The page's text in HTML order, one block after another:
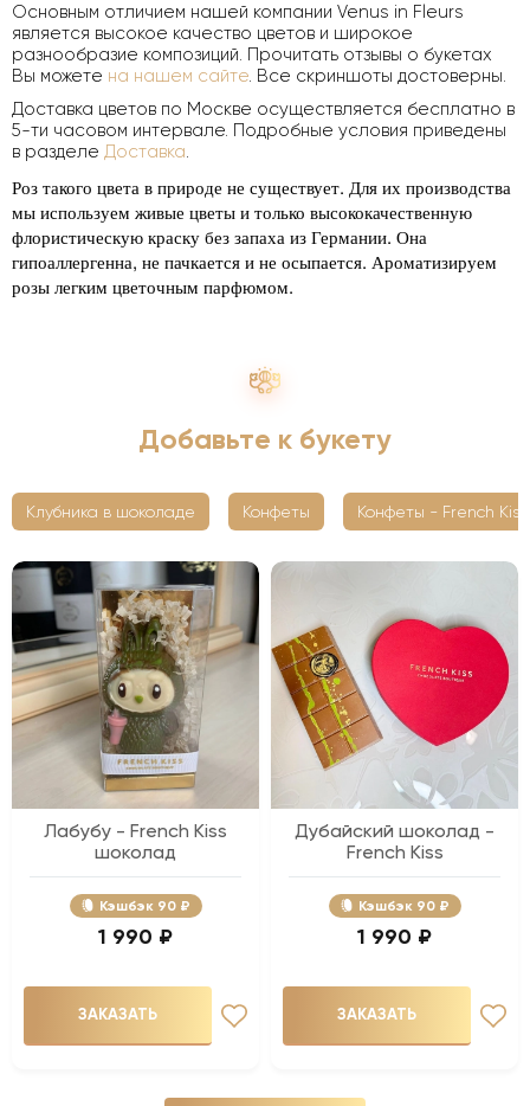
Основным отличием нашей компании Venus in Fleurs
является высокое качество цветов и широкое
разнообразие композиций. Прочитать отзывы о букетах
Вы можете на нашем сайте. Все скриншоты достоверны.
Доставка цветов по Москве осуществляется бесплатно в
5-ти часовом интервале. Подробные условия приведены
в разделе Доставка.
Роз такого цвета в природе не существует. Для их производства
мы используем живые цветы и только высококачественную
флористическую краску без запаха из Германии. Она
гипоаллергенна, не пачкается и не осыпается. Ароматизируем
розы легким цветочным парфюмом.
Добавьте к букету
Клубника в шоколаде Конфеты Конфеты - French Kiss
Лабубу - French Kiss
шоколад
Кэшбэк 90 ₽
1 990 ₽
ЗАКАЗАТЬ
Дубайский шоколад -
French Kiss
Кэшбэк 90 ₽
1 990 ₽
ЗАКАЗАТЬ